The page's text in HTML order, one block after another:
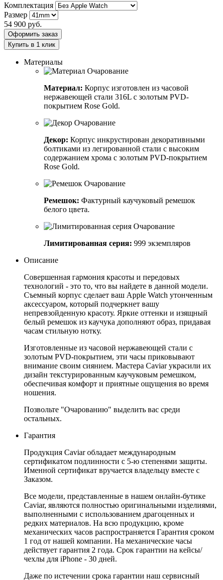
Комплектация
Размер
54 900 руб.
Оформить заказ
Купить в 1 клик
Материалы
Материал: Корпус изготовлен из часовой
нержавеющей стали 316L с золотым PVD-
покрытием Rose Gold.
Декор: Корпус инкрустирован декоративными
болтиками из легированной стали с высоким
содержанием хрома с золотым PVD-покрытием
Rose Gold.
Ремешок: Фактурный каучуковый ремешок
белого цвета.
Лимитированная серия: 999 экземпляров
Описание
Совершенная гармония красоты и передовых
технологий - это то, что вы найдете в данной модели.
Съемный корпус сделает ваш Apple Watch утонченным
аксессуаром, который подчеркнет вашу
непревзойденную красоту. Яркие оттенки и изящный
белый ремешок из каучука дополняют образ, придавая
часам стильную нотку.
Изготовленные из часовой нержавеющей стали с
золотым PVD-покрытием, эти часы приковывают
внимание своим сиянием. Мастера Caviar украсили их
дизайн текстурированным каучуковым ремешком,
обеспечивая комфорт и приятные ощущения во время
ношения.
Позвольте "Очарованию" выделить вас среди
остальных.
Гарантия
Продукция Caviar обладает международным
сертификатом подлинности с 5-ю степенями защиты.
Именной сертификат вручается владельцу вместе с
Заказом.
Все модели, представленные в нашем онлайн-бутике
Caviar, являются полностью оригинальными изделиями,
выполненными с использованием драгоценных и
редких материалов. На всю продукцию, кроме
механических часов распространяется Гарантия сроком
1 год от нашей компании. На механические часы
действует гарантия 2 года. Срок гарантии на кейсы/
чехлы для iPhone - 30 дней.
Даже по истечении срока гарантии наш сервисный